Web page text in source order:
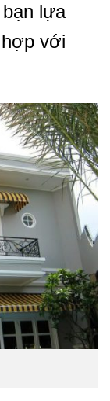
lựa
với